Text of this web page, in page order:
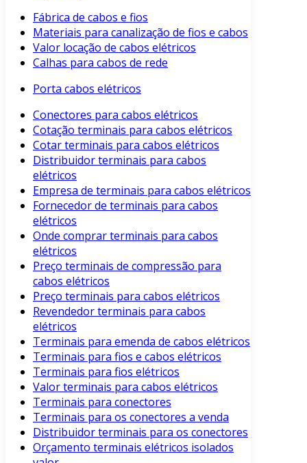
Fábrica de cabos e fios
Materiais para canalização de fios e cabos
Valor locação de cabos elétricos
Calhas para cabos de rede
Porta cabos elétricos
Conectores para cabos elétricos
Cotação terminais para cabos elétricos
Cotar terminais para cabos elétricos
Distribuidor terminais para cabos
elétricos
Empresa de terminais para cabos elétricos
Fornecedor de terminais para cabos
elétricos
Onde comprar terminais para cabos
elétricos
Preço terminais de compressão para
cabos elétricos
Preço terminais para cabos elétricos
Revendedor terminais para cabos
elétricos
Terminais para emenda de cabos elétricos
Terminais para fios e cabos elétricos
Terminais para fios elétricos
Valor terminais para cabos elétricos
Terminais para conectores
Terminais para os conectores a venda
Distribuidor terminais para os conectores
Orçamento terminais elétricos isolados